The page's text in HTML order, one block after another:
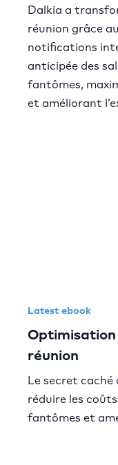
Dalkia a
réunion grâce
notifications
anticipée des
fantômes,
et améliorant
Latest ebook
Optimisation
réunion
Le secret caché
réduire les
fantômes et